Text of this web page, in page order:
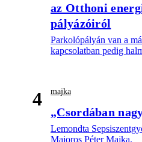
az Otthoni
pályázóiról
Parkolópályán van a
kapcsolatban pedig
4 majka
„Csordában
Lemondta
Majoros Péter Majka.